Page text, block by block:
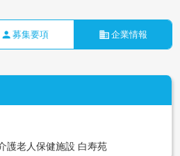
person 募集要項 business 企業情報
護老人保健施設 白寿苑